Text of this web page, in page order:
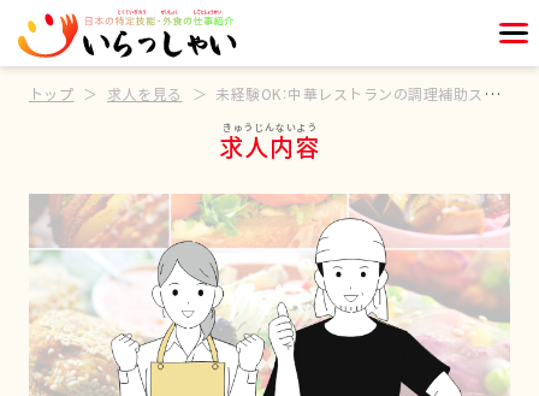
トップ 求人を見る 未経験OK：中華レストランの調理補助スタッフ
求人内容